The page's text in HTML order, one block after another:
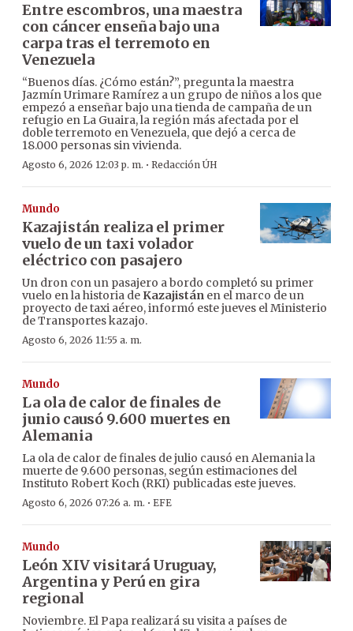
Entre escombros, una maestra
con cáncer enseña bajo una
carpa tras el terremoto en
Venezuela
“Buenos días. ¿Cómo están?”, pregunta la maestra
Jazmín Urimare Ramírez a un grupo de niños a los que
empezó a enseñar bajo una tienda de campaña de un
refugio en La Guaira, la región más afectada por el
doble terremoto en Venezuela, que dejó a cerca de
18.000 personas sin vivienda.
Agosto 6, 2026 12:03 p. m. · Redacción ÚH
Mundo
Kazajistán realiza el primer
vuelo de un taxi volador
eléctrico con pasajero
Un dron con un pasajero a bordo completó su primer
vuelo en la historia de Kazajistán en el marco de un
proyecto de taxi aéreo, informó este jueves el Ministerio
de Transportes kazajo.
Agosto 6, 2026 11:55 a. m.
Mundo
La ola de calor de finales de
junio causó 9.600 muertes en
Alemania
La ola de calor de finales de julio causó en Alemania la
muerte de 9.600 personas, según estimaciones del
Instituto Robert Koch (RKI) publicadas este jueves.
Agosto 6, 2026 07:26 a. m. · EFE
Mundo
León XIV visitará Uruguay,
Argentina y Perú en gira
regional
Noviembre. El Papa realizará su visita a países de